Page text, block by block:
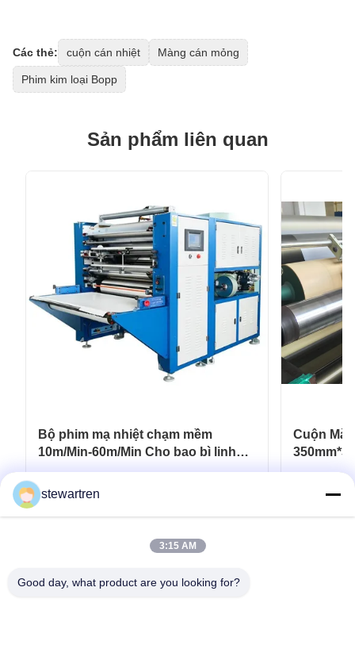
Các thẻ: cuộn cán nhiệt Màng cán mỏng
Phim kim loại Bopp
Sản phẩm liên quan
Bộ phim mạ nhiệt chạm mềm
10m/Min-60m/Min Cho bao bì linh
hoạt
Nhận được giá tốt nhất
Cuộn
Carton In
stewartren
3:15 AM
Good day, what product are you looking for?